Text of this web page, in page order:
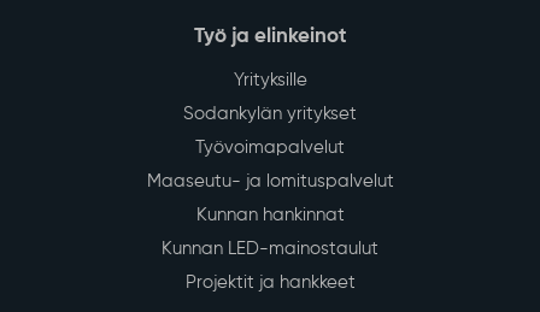
Työ ja elinkeinot
Yrityksille
Sodankylän yritykset
Työvoimapalvelut
Maaseutu- ja lomituspalvelut
Kunnan hankinnat
Kunnan LED-mainostaulut
Projektit ja hankkeet